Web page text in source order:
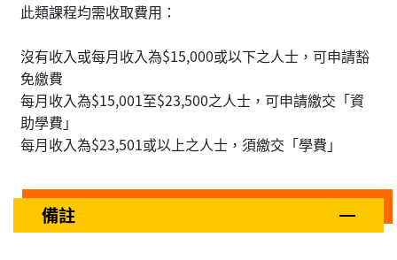
此類課程均需收取費用：
沒有收入或每月收入為$15,000或以下之人士，可申請豁
免繳費
每月收入為$15,001至$23,500之人士，可申請繳交「資
助學費」
每月收入為$23,501或以上之人士，須繳交「學費」
備註